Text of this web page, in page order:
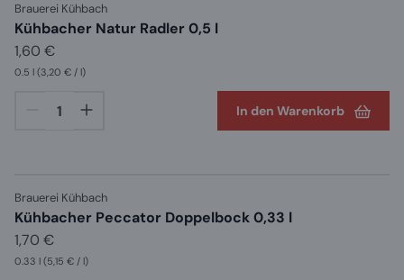
Brauerei Kühbach
Kühbacher Natur Radler 0,5 l
1,60 €
0.5 l (3,20 € / l)
In den Warenkorb
Brauerei Kühbach
Kühbacher Peccator Doppelbock 0,33 l
1,70 €
0.33 l (5,15 € / l)